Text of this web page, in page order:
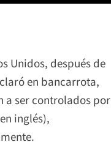
Unidos, después de
en bancarrota,
a ser controlados por
inglés),